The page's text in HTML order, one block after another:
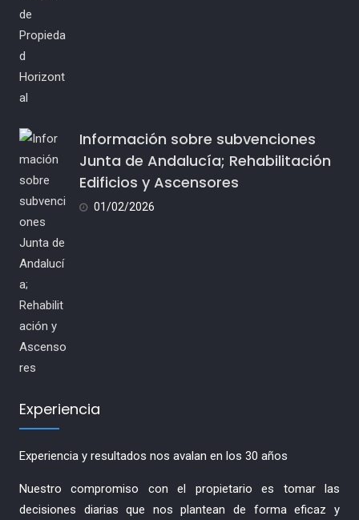
Información sobre subvenciones
Junta de Andalucía; Rehabilitación
Edificios y Ascensores
01/02/2026
Experiencia
Experiencia y resultados nos avalan en los 30 años
Nuestro compromiso con el propietario es tomar las
decisiones diarias que nos plantean de forma eficaz y